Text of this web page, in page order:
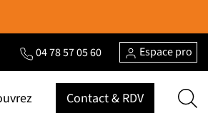
04 78 57 05 60 Espace pro
Contact & RDV